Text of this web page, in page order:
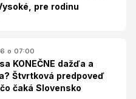
pre rodinu
o 07:00
KONEČNE dažďa a
Štvrtková predpoveď
čaká Slovensko